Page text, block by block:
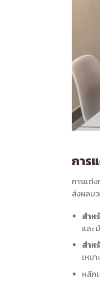
การ
การแต่ง
ส่งผลบ
สำห
และ
สำห
เหมา
หลีก